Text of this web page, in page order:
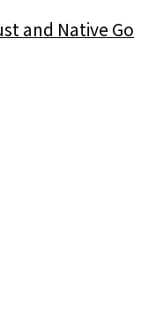
and Native Go